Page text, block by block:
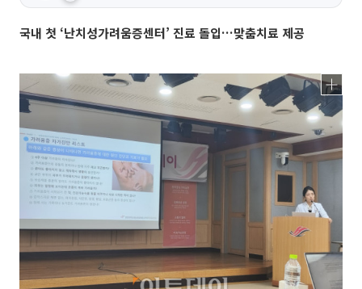
국내 첫 ‘난치성가려움증센터’ 진료 돌입…맞춤치료 제공